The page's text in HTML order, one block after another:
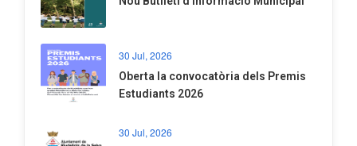
30 Jul, 2026
Oberta la convocatòria dels Premis
Estudiants 2026
30 Jul, 2026